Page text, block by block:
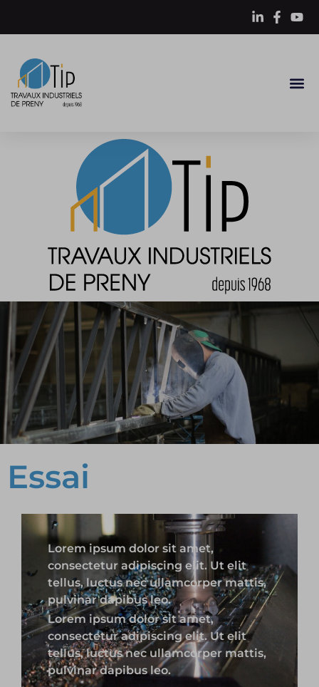
Essai
Lorem ipsum dolor sit amet,
consectetur adipiscing elit. Ut elit
tellus, luctus nec ullamcorper mattis,
pulvinar dapibus leo.
Lorem ipsum dolor sit amet,
consectetur adipiscing elit. Ut elit
tellus, luctus nec ullamcorper mattis,
pulvinar dapibus leo.